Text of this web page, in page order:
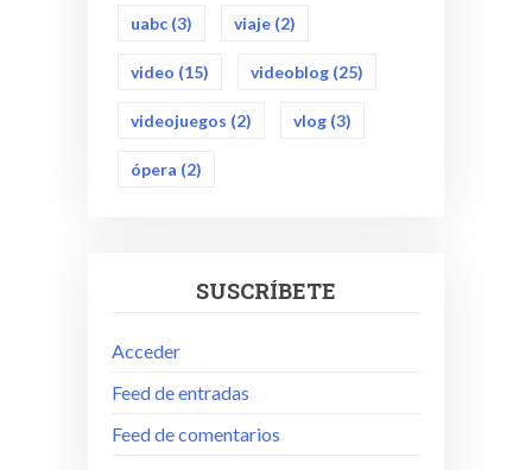
uabc (3) viaje (2)
video (15) videoblog (25)
videojuegos (2) vlog (3)
ópera (2)
SUSCRÍBETE
Acceder
Feed de entradas
Feed de comentarios